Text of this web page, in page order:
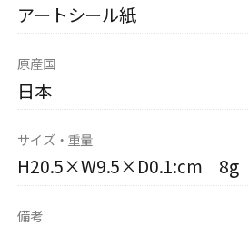
アートシール紙
原産国
日本
サイズ・重量
H20.5×W9.5×D0.1:cm 8g
備考